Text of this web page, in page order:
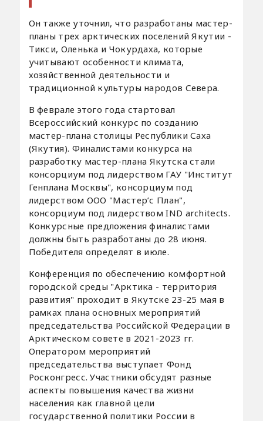
Он также уточнил, что разработаны мастер-
планы трех арктических поселений Якутии -
Тикси, Оленька и Чокурдаха, которые
учитывают особенности климата,
хозяйственной деятельности и
традиционной культуры народов Севера.
В феврале этого года стартовал
Всероссийский конкурс по созданию
мастер-плана столицы Республики Саха
(Якутия). Финалистами конкурса на
разработку мастер-плана Якутска стали
консорциум под лидерством ГАУ "Институт
Генплана Москвы", консорциум под
лидерством ООО "Мастер’с План",
консорциум под лидерством IND architects.
Конкурсные предложения финалистами
должны быть разработаны до 28 июня.
Победителя определят в июле.
Конференция по обеспечению комфортной
городской среды "Арктика - территория
развития" проходит в Якутске 23-25 мая в
рамках плана основных мероприятий
председательства Российской Федерации в
Арктическом совете в 2021-2023 гг.
Оператором мероприятий
председательства выступает Фонд
Росконгресс. Участники обсудят разные
аспекты повышения качества жизни
населения как главной цели
государственной политики России в